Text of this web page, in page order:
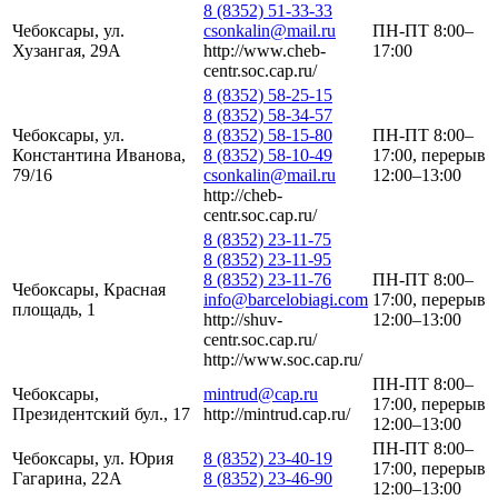
Чебоксары, ул.
Хузангая, 29А
8 (8352) 51-33-33
csonkalin@mail.ru
http://www.cheb-
centr.soc.cap.ru/
ПН-ПТ 8:00–
17:00
Чебоксары, ул.
Константина Иванова,
79/16
8 (8352) 58-25-15
8 (8352) 58-34-57
8 (8352) 58-15-80
8 (8352) 58-10-49
csonkalin@mail.ru
http://cheb-
centr.soc.cap.ru/
ПН-ПТ 8:00–
17:00, перерыв
12:00–13:00
Чебоксары, Красная
площадь, 1
8 (8352) 23-11-75
8 (8352) 23-11-95
8 (8352) 23-11-76
info@barcelobiagi.com
http://shuv-
centr.soc.cap.ru/
http://www.soc.cap.ru/
ПН-ПТ 8:00–
17:00, перерыв
12:00–13:00
Чебоксары,
Президентский бул., 17
mintrud@cap.ru
http://mintrud.cap.ru/
ПН-ПТ 8:00–
17:00, перерыв
12:00–13:00
Чебоксары, ул. Юрия
Гагарина, 22А
8 (8352) 23-40-19
8 (8352) 23-46-90
ПН-ПТ 8:00–
17:00, перерыв
12:00–13:00